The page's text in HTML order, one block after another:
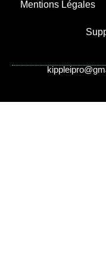
Mentions Légales